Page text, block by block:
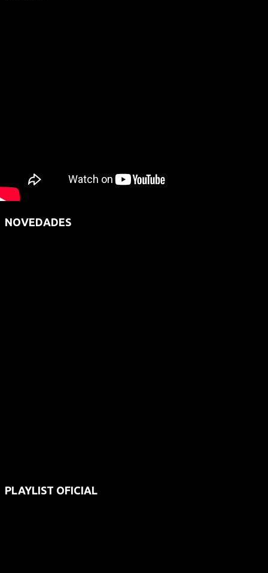
NOVEDADES
PLAYLIST OFICIAL